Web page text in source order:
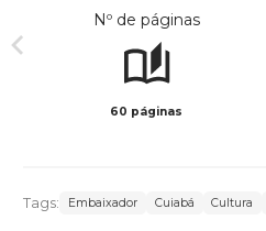
Nº de páginas
60 páginas
Tags: Embaixador Cuiabá Cultura